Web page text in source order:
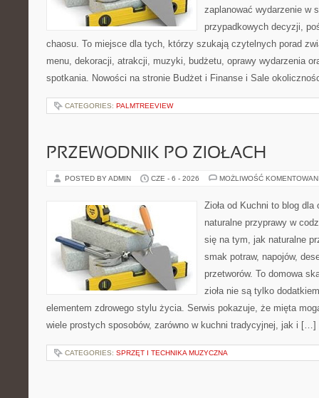
zaplanować wydarzenie w
przypadkowych decyzji,
chaosu. To miejsce dla tych, którzy szukają czytelnych porad
menu, dekoracji, atrakcji, muzyki, budżetu, oprawy wydarzenia
spotkania. Nowości na stronie Budżet i Finanse i Sale
CATEGORIES: PALMTREEVIEW
PRZEWODNIK PO ZIOŁACH
POSTED BY ADMIN CZE - 6 - 2026 MOŻLIWOŚĆ
Zioła od Kuchni to blog
naturalne przyprawy w
się na tym, jak naturalne
smak potraw, napojów,
przetworów. To domowa
zioła nie są tylko
elementem zdrowego stylu życia. Serwis pokazuje, że mięta
wiele prostych sposobów, zarówno w kuchni tradycyjnej, jak i […]
CATEGORIES: SPRZĘT I TECHNIKA MUZYCZNA